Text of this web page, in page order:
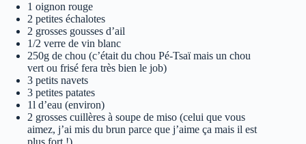
1 oignon rouge
2 petites échalotes
2 grosses gousses d’ail
1/2 verre de vin blanc
250g de chou (c’était du chou Pé-Tsaï mais un chou
vert ou frisé fera très bien le job)
3 petits navets
3 petites patates
1l d’eau (environ)
2 grosses cuillères à soupe de miso (celui que vous
aimez, j’ai mis du brun parce que j’aime ça mais il est
plus fort !)